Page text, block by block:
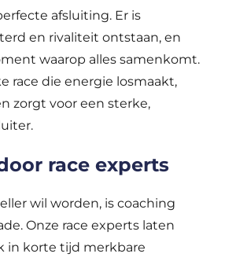
afsluiting. Er is
en rivaliteit ontstaan, en
waarop alles samenkomt.
race die energie losmaakt,
zorgt voor een sterke,
race experts
wil worden, is coaching
Onze race experts laten
in korte tijd merkbare